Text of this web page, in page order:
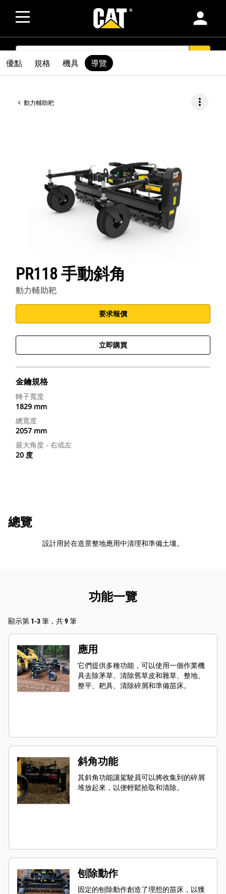
person
SEARCH
動力輔助耙 more_vert
PR118 手動斜角
動力輔助耙
要求報價
立即購買
金鑰規格
轉子寬度
1829 mm
總寬度
2057 mm
最大角度 - 右或左
20 度
優點 規格 機具 導覽
總覽
設計用於在造景整地應用中清理和準備土壤。
功能一覽
顯示第 1-3 筆，共 9 筆
應用
它們提供多種功能，可以使用一個作業機
具去除茅草、清除舊草皮和雜草、整地、
整平、耙具、清除碎屑和準備苗床。
斜角功能
其斜角功能讓駕駛員可以將收集到的碎屑
堆放起來，以便輕鬆拾取和清除。
刨除動作
固定的刨除動作創造了理想的苗床，以獲